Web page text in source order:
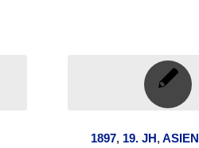
1897, 19. JH,ASIEN